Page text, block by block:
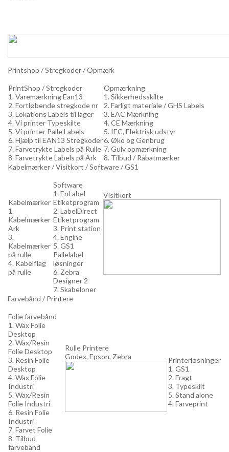
Printshop / Stregkoder / Opmærk
PrintShop / Stregkoder
1. Varemærkning Ean13
2. Fortløbende stregkode nr
3. Lokations Labels til lager
4. Vi printer Typeskilte
5. Vi printer Palle Labels
6. Hjælp til EAN13 Stregkoder
7. Farvetrykte Labels på Rulle
8. Farvetrykte Labels på Ark
Opmærkning
1. Sikkerhedsskilte
2. Farligt materiale / GHS Labels
3. EAC Mærkning
4. CE Mærkning
5. IEC, Elektrisk udstyr
6. Øko og Genbrug
7. Gulv opmærkning
8. Tilbud / Rabatmærker
Kabelmærker / Visitkort / Software / GS1
Kabelmærker
1.
Kabelmærker
Ark
3.
Kabelmærker
på rulle
4. Kabelflag
på rulle
Software
1. EnLabel
Etiketprogram
2. LabelDirect
Etiketprogram
3. Print station
4. Engine
5. GS1
Pallelabel
løsninger
6. Zebra
Designer 2
7. Skabeloner
Visitkort
Farvebånd / Printere
Folie farvebånd
1. Wax Folie
Desktop
2. Wax/Resin
Folie Desktop
3. Resin Folie
Desktop
4. Wax Folie
Industri
5. Wax/Resin
Folie Industri
6. Resin Folie
Industri
7. Farvet Folie
8. Tilbud
farvebånd
Rulle Printere
Godex, Epson, Zebra
Printerløsninger
1. GS1
2. Fragt
3. Typeskilt
5. Stand alone
4. Farveprint